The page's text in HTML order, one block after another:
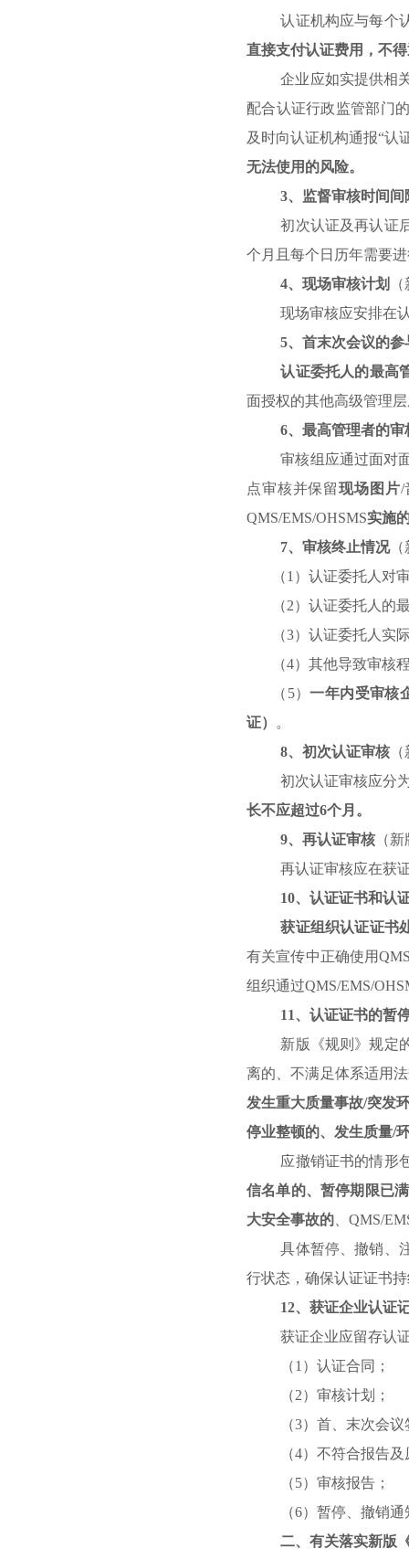
认证机构应与每个
直接支付认证费用，不
企业应如实提供相
配合认证行政监管部门
及时向认证机构通报“认
无法使用的风险。
3、监督审核时间间
初次认证及再认证
个月且每个日历年需要
4、现场审核计划
现场审核应安排在
5、首末次会议的参
认证委托人的最高
面授权的其他高级管理
6、最高管理者的审
审核组应通过面对
点审核并保留现场图片/
QMS/EMS/OHSMS实施
7、审核终止情况（
（1 ）认证委托人对
（2）认证委托人的
（3）认证委托人实
（4）其他导致审核
（ 5）一年内受审核
证）
。
8、初次认证审核（
初次认证审核应分
长不应超过6个月。
9、再认证审核（新
再认证审核应在获
10、认证证书和认
获证组织认证证书
有关宣传中正确使用
组织通过QMS/EMS/
11、认证证书的暂
新版《规则》规定
离的、不满足体系适用
发生重大质量事故/突发
停业整顿的、发生质量/
应撤销证书的情形
信名单的、暂停期限已
大安全事故的
QMS/
具体暂停、撤销、
行状态，确保认证证书
12、获证企业认证
获证企业应留存认
（1 ）认证合同；
（2）审核计划；
（3）首、末次会议
（4）不符合报告
（5）审核报告；
（6）暂停、撤销
二、有关落实新版